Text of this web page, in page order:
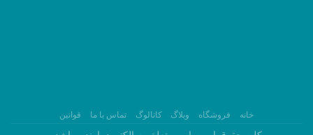
خانه فروشگاه وبلاگ کاتالوگ تماس با ما قوانین